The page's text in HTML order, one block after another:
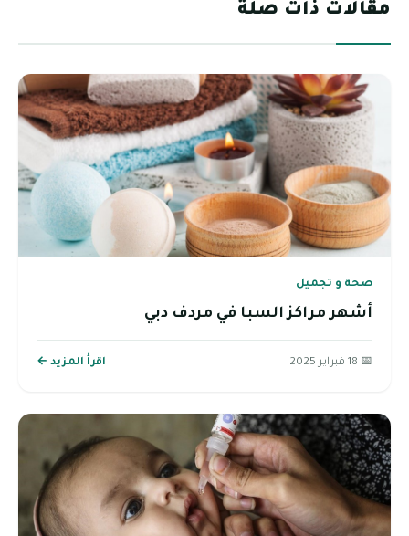
مقالات ذات صلة
صحة و تجميل
أشهر مراكز السبا في مردف دبي
📅 18 فبراير 2025 اقرأ المزيد ←